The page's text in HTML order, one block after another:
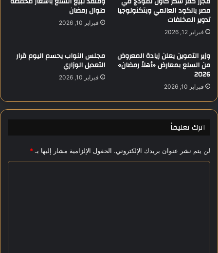
ل
ة
ف
ل
د
ر
ي
ا
ت
ا
ب
ر
إ
ز
ة
س
م
ي
ف
و
مصر بالكود العالمي وبتكنولوجيا
تدوير المخلفات
فبراير 12, 2026
طوال رمضان
فبراير 10, 2026
وزير التموين يعلن زيادة المعروض
من السلع بمعارض «أهلاً رمضان»
2026
فبراير 10, 2026
مجلس النواب يحسم اليوم قرار
التعديل الوزاري
فبراير 10, 2026
اترك تعليقاً
لن يتم نشر عنوان بريدك الإلكتروني. الحقول الإلزامية مشار إليها بـ *